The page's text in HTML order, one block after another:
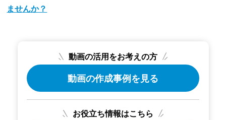
ませんか？
動画の活用をお考えの方
動画の作成事例を見る
お役立ち情報はこちら